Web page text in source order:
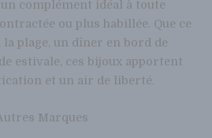
complément idéal à toute
ou plus habillée. Que ce
plage, un dîner en bord de
estivale, ces bijoux apportent
et un air de liberté.
Marques